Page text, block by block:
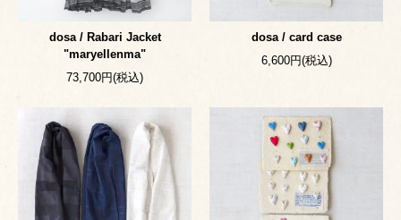
dosa / Rabari Jacket
"maryellenma"
73,700円(税込)
dosa / card case
6,600円(税込)